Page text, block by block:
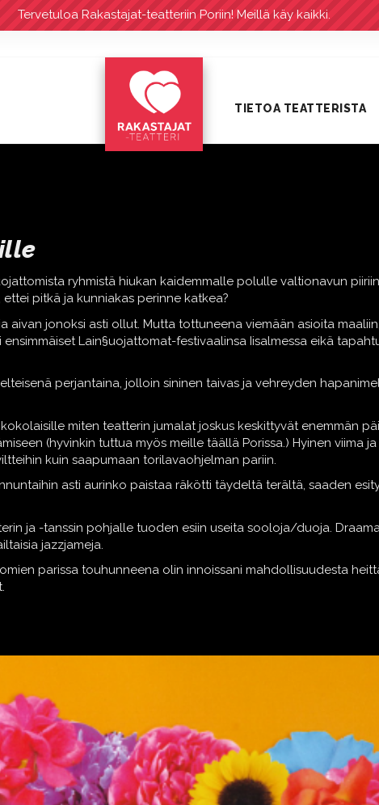
Tervetuloa Rakastajat-teatteriin Poriin! Meillä käy kaikki.
TIETOA TEATTERISTA
ryhmistä hiukan kaidemmalle polulle valtionavun
pitkä ja kunniakas perinne katkea?
jonoksi asti ollut. Mutta tottuneena viemään asioita
Lain§uojattomat-festivaalinsa Iisalmessa eikä
perjantaina, jolloin sininen taivas ja vehreyden
miten teatterin jumalat joskus keskittyvät enemmän
(hyvinkin tuttua myös meille täällä Porissa.) Hyinen viima
kuin saapumaan torilavaohjelman pariin.
asti aurinko paistaa räkötti täydeltä terältä, saaden
ja -tanssin pohjalle tuoden esiin useita sooloja/duoja.
jazzjameja.
parissa touhunneena olin innoissani mahdollisuudesta